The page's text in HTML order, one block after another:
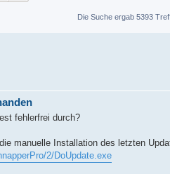
Die Suche ergab 5393
fehlerfrei durch?
manuelle Installation des letzten
2/DoUpdate.exe